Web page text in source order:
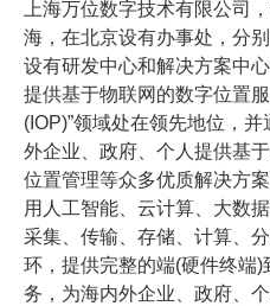
上海万位数字技术有限公司
海，在北京设有办事处，分
设有研发中心和解决方案中
提供基于物联网的数字位置
(IOP)”领域处在领先地位，
外企业、政府、个人提供基
位置管理等众多优质解决方
用人工智能、云计算、大数
采集、传输、存储、计算、
环，提供完整的端(硬件终端)
务，为海内外企业、政府、